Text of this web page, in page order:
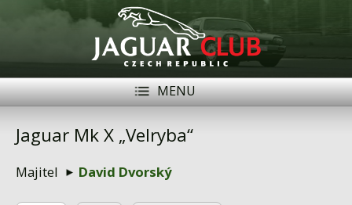
MENU
Jaguar Mk X „Velryba“
Majitel David Dvorský